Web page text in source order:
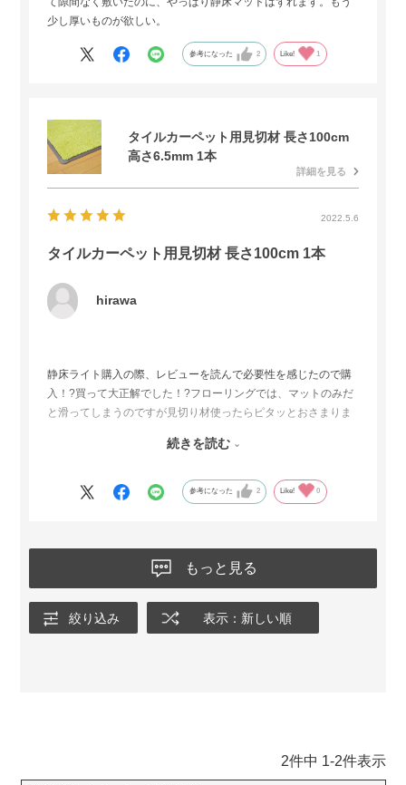
少し厚いものが欲しい。
参考になった 2 Like! 1
タイルカーペット用見切材 長さ100cm
高さ6.5mm 1本
詳細を見る
2022.5.6
タイルカーペット用見切材 長さ100cm 1本
hirawa
静床ライト購入の際、レビューを読んで必要性を感じたので購
入！?買って大正解でした！?フローリングでは、マットのみだ
と滑ってしまうのですが見切り材使ったらピタッとおさまりま
なものなので、粘着材が床につく心配もなくて有り難かったで
続きを読む
参考になった 2 Like! 0
もっと見る
絞り込み 表示：新しい順
2件中 1-2件表示